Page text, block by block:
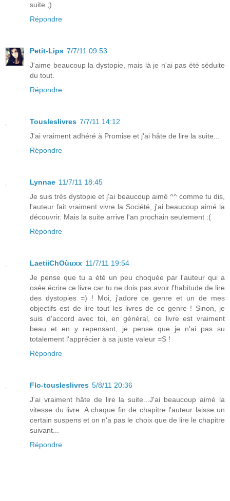
suite ;)
Répondre
Petit-Lips 7/7/11 09:53
J'aime beaucoup la dystopie, mais là je n'ai pas été séduite
du tout.
Répondre
Tousleslivres 7/7/11 14:12
J'ai vraiment adhéré à Promise et j'ai hâte de lire la suite...
Répondre
Lynnae 11/7/11 18:45
Je suis très dystopie et j'ai beaucoup aimé ^^ comme tu dis,
l'auteur fait vraiment vivre la Société, j'ai beaucoup aimé la
découvrir. Mais la suite arrive l'an prochain seulement :(
Répondre
LaetiiChOùuxx 11/7/11 19:54
Je pense que tu a été un peu choquée par l'auteur qui a
osée écrire ce livre car tu ne dois pas avoir l'habitude de lire
des dystopies =) ! Moi, j'adore ce genre et un de mes
objectifs est de lire tout les livres de ce genre ! Sinon, je
suis d'accord avec toi, en général, ce livre est vraiment
beau et en y repensant, je pense que je n'ai pas su
totalement l'apprécier à sa juste valeur =S !
Répondre
Flo-tousleslivres 5/8/11 20:36
J'ai vraiment hâte de lire la suite...J'ai beaucoup aimé la
vitesse du livre. A chaque fin de chapitre l'auteur laisse un
certain suspens et on n'a pas le choix que de lire le chapitre
suivant...
Répondre